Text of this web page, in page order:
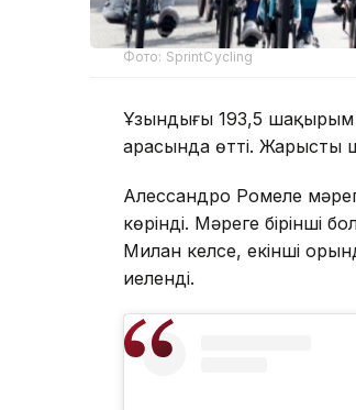
Фото: SprintCycling
Ұзындығы 193,5 шақырым
арасында өтті. Жарыстың
Алессандро Ромеле
көрінді. Мәреге бірінші
Милан келсе, екінші
иеленді.